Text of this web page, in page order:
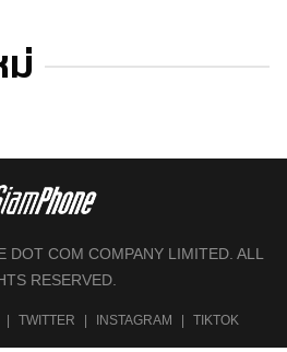
DOT COM COMPANY LIMITED. ALL
RESERVED.
| TWITTER | INSTAGRAM | TIKTOK